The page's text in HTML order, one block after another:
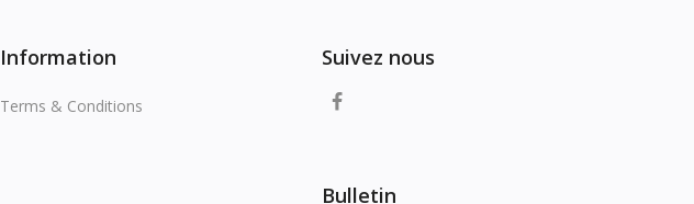
Information
Terms & Conditions
Suivez nous
Bulletin